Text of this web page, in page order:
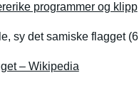
programmer og klipp
sy det samiske flagget
– Wikipedia